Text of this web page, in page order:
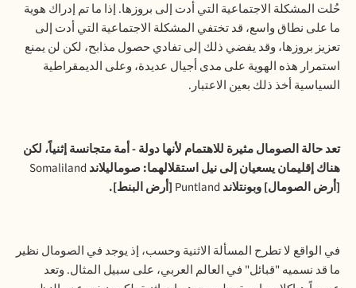
حُلت المشكلة الاجتماعية التي أدت إلى بروزها. إذا ما تم إدراك هوية
ما على نطاق واسع، قد تختفي المشكلة الاجتماعية التي أدت إلى
تعزيز بروزها، وقد يفضي ذلك إلى تفادي حصول مذابح، لكن لن يمنع
استمرار هذه الهوية على مدى أجيال عديدة، وعلى الديمقراطية
السياسية أخذ ذلك بعين الاعتبار.
تعد حالة الصومال مثيرة للاهتمام لأنها دولة - أمة متجانسة إثنياً، لكن
هناك إقليمان يسعيان إلى نيل استقلالهما: صوماليلاند Somaliland
[أرض الصومال] وبونتلاند Puntland [أرض البنط].
في الواقع لا تطرح المسألة الاثنية وحسب، إذ يوجد في الصومال نظير
ما قد نسميه "قبائل" في العالم العربي، على سبيل المثال. وتعد